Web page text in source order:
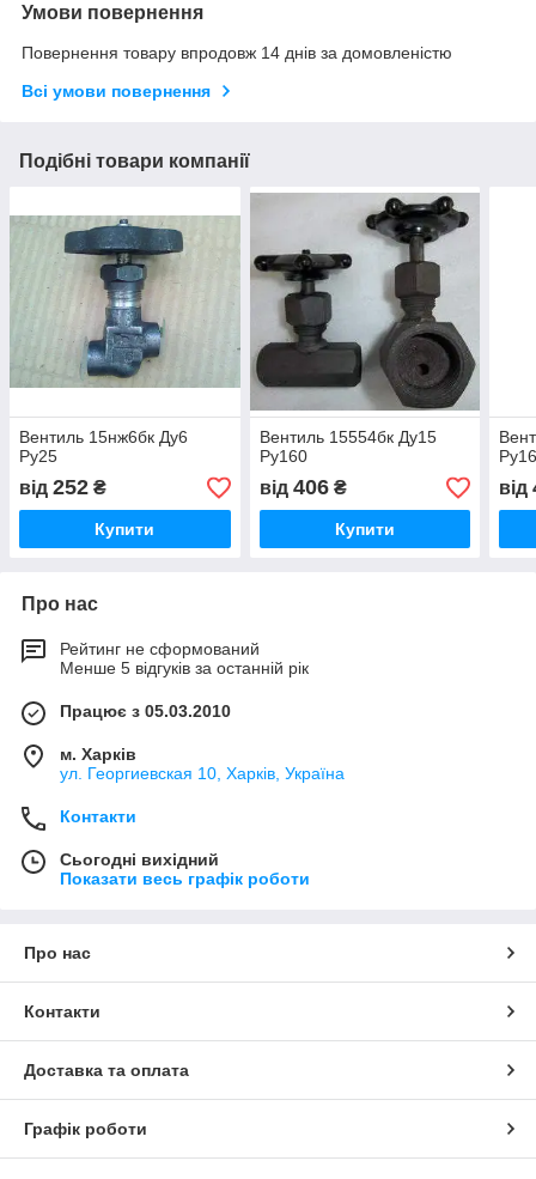
Умови повернення
Повернення товару впродовж 14 днів за домовленістю
Всі умови повернення
Подібні товари компанії
Вентиль 15нж6бк Ду6
Ру25
від 252 ₴
Купити
Вентиль 15554бк Ду15
Ру160
від 406₴
Купити
від
Про нас
Рейтинг не сформований
Менше 5 відгуків за останній рік
Працює з 05.03.2010
м. Харків
ул. Георгиевская 10, Харків, Україна
Контакти
Сьогодні вихідний
Показати весь графік роботи
Про нас
Контакти
Доставка та оплата
Графік роботи